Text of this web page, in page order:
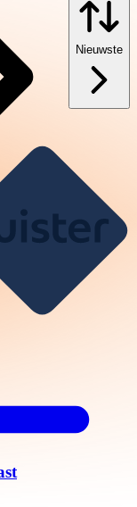
Nieuwste